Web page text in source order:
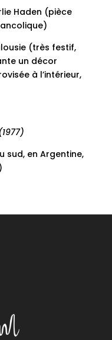
Haden (pièce
(très festif,
un décor
à l’intérieur,
sud, en Argentine,